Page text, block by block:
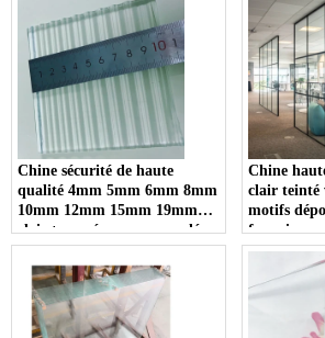
Court de
verre
vente
Chine sécurité de haute
qualité 4mm 5mm 6mm 8mm
10mm 12mm 15mm 19mm
clair trempé roseau cannelé
cannelé la-wave fabricants de
verre nervuré
Chine
clair teinté
motifs
séparation